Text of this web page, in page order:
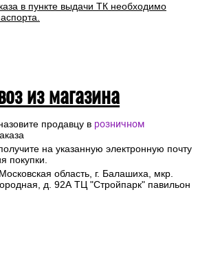
в пункте выдачи ТК необходимо
из магазина
продавцу в розничном
на указанную электронную почту
покупки.
область, г. Балашиха, мкр.
д. 92А ТЦ "Стройпарк" павильон